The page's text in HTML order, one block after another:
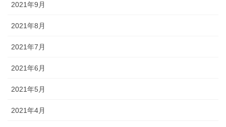
2021年9月
2021年8月
2021年7月
2021年6月
2021年5月
2021年4月